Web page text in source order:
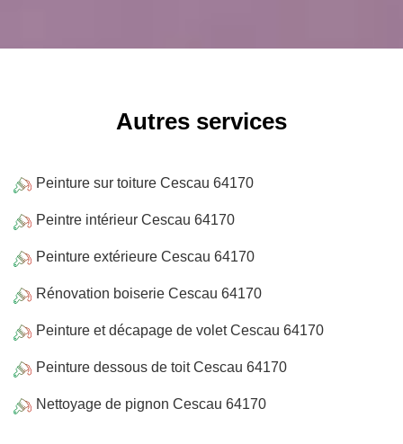
Autres services
Peinture sur toiture Cescau 64170
Peintre intérieur Cescau 64170
Peinture extérieure Cescau 64170
Rénovation boiserie Cescau 64170
Peinture et décapage de volet Cescau 64170
Peinture dessous de toit Cescau 64170
Nettoyage de pignon Cescau 64170